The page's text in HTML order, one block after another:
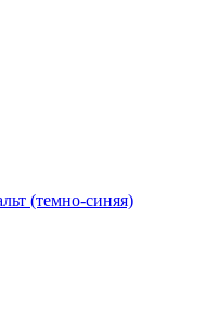
(темно-синяя)